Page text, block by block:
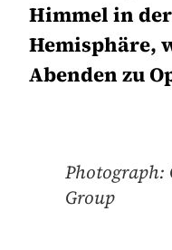
Himmel in
Hemisphäre,
Abenden zu
Photograph:
Group